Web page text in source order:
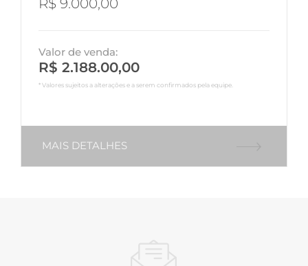
R$ 9.000,00
Valor de venda:
R$ 2.188.00,00
* Valores sujeitos a alterações e a serem confirmados pela equipe.
MAIS DETALHES